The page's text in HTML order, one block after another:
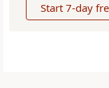
Start 7-day